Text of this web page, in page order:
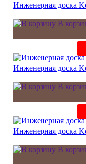
Инженерная доска
В
Инженерная доска
В
Инженерная доска
В